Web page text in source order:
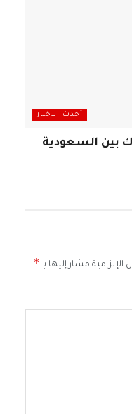
أحدث الاخبار
بين السعودية
الإلزامية مشار إليها بـ *